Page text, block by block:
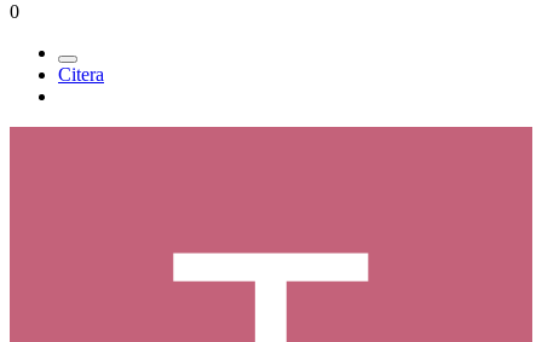
0
Citera